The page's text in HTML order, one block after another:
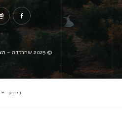
© 2025 שחרזדה -
ניווט